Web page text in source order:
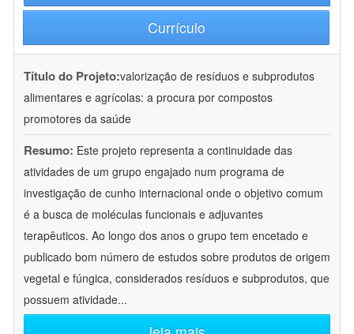
Currículo
Título do Projeto:valorização de resíduos e subprodutos
alimentares e agrícolas: a procura por compostos
promotores da saúde
Resumo: Este projeto representa a continuidade das
atividades de um grupo engajado num programa de
investigação de cunho internacional onde o objetivo comum
é a busca de moléculas funcionais e adjuvantes
terapêuticos. Ao longo dos anos o grupo tem encetado e
publicado bom número de estudos sobre produtos de origem
vegetal e fúngica, considerados resíduos e subprodutos, que
possuem atividade...